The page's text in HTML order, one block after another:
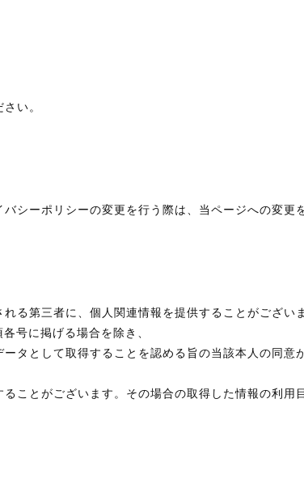
い。
シーポリシーの変更を行う際は、当ページへの変更
る第三者に、個人関連情報を提供することがござい
号に掲げる場合を除き、
タとして取得することを認める旨の当該本人の同意
とがございます。その場合の取得した情報の利用